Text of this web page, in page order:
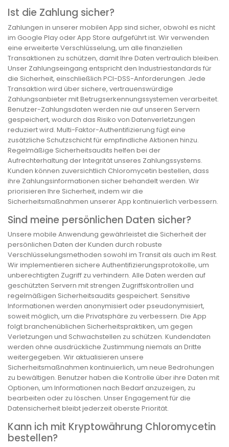
Ist die Zahlung sicher?
Zahlungen in unserer mobilen App sind sicher, obwohl es nicht
im Google Play oder App Store aufgeführt ist. Wir verwenden
eine erweiterte Verschlüsselung, um alle finanziellen
Transaktionen zu schützen, damit Ihre Daten vertraulich bleiben.
Unser Zahlungseingang entspricht den Industriestandards für
die Sicherheit, einschließlich PCI-DSS-Anforderungen. Jede
Transaktion wird über sichere, vertrauenswürdige
Zahlungsanbieter mit Betrugserkennungssystemen verarbeitet.
Benutzer-Zahlungsdaten werden nie auf unseren Servern
gespeichert, wodurch das Risiko von Datenverletzungen
reduziert wird. Multi-Faktor-Authentifizierung fügt eine
zusätzliche Schutzschicht für empfindliche Aktionen hinzu.
Regelmäßige Sicherheitsaudits helfen bei der
Aufrechterhaltung der Integrität unseres Zahlungssystems.
Kunden können zuversichtlich Chloromycetin bestellen, dass
ihre Zahlungsinformationen sicher behandelt werden. Wir
priorisieren Ihre Sicherheit, indem wir die
Sicherheitsmaßnahmen unserer App kontinuierlich verbessern.
Sind meine persönlichen Daten sicher?
Unsere mobile Anwendung gewährleistet die Sicherheit der
persönlichen Daten der Kunden durch robuste
Verschlüsselungsmethoden sowohl im Transit als auch im Rest.
Wir implementieren sichere Authentifizierungsprotokolle, um
unberechtigten Zugriff zu verhindern. Alle Daten werden auf
geschützten Servern mit strengen Zugriffskontrollen und
regelmäßigen Sicherheitsaudits gespeichert. Sensitive
Informationen werden anonymisiert oder pseudonymisiert,
soweit möglich, um die Privatsphäre zu verbessern. Die App
folgt branchenüblichen Sicherheitspraktiken, um gegen
Verletzungen und Schwachstellen zu schützen. Kundendaten
werden ohne ausdrückliche Zustimmung niemals an Dritte
weitergegeben. Wir aktualisieren unsere
Sicherheitsmaßnahmen kontinuierlich, um neue Bedrohungen
zu bewältigen. Benutzer haben die Kontrolle über ihre Daten mit
Optionen, um Informationen nach Bedarf anzuzeigen, zu
bearbeiten oder zu löschen. Unser Engagement für die
Datensicherheit bleibt jederzeit oberste Priorität.
Kann ich mit Kryptowährung Chloromycetin
bestellen?